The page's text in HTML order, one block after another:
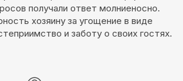
получали ответ молниеносно.
хозяину за угощение в виде
и заботу о своих гостях.